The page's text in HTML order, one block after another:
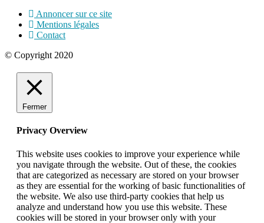
Annoncer sur ce site
Mentions légales
Contact
© Copyright 2020
Fermer
Privacy Overview
This website uses cookies to improve your experience while
you navigate through the website. Out of these, the cookies
that are categorized as necessary are stored on your browser
as they are essential for the working of basic functionalities of
the website. We also use third-party cookies that help us
analyze and understand how you use this website. These
cookies will be stored in your browser only with your